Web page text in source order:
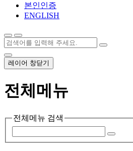
본인인증
ENGLISH
레이어 창닫기
전체메뉴
전체메뉴 검색